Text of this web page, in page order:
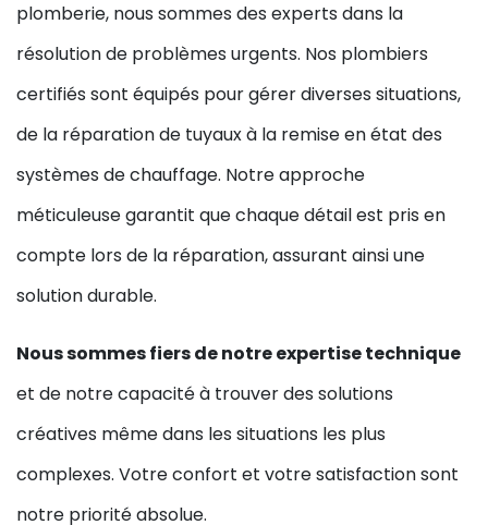
plomberie, nous sommes des experts dans la
résolution de problèmes urgents. Nos plombiers
certifiés sont équipés pour gérer diverses situations,
de la réparation de tuyaux à la remise en état des
systèmes de chauffage. Notre approche
méticuleuse garantit que chaque détail est pris en
compte lors de la réparation, assurant ainsi une
solution durable.
Nous sommes fiers de notre expertise technique
et de notre capacité à trouver des solutions
créatives même dans les situations les plus
complexes. Votre confort et votre satisfaction sont
notre priorité absolue.